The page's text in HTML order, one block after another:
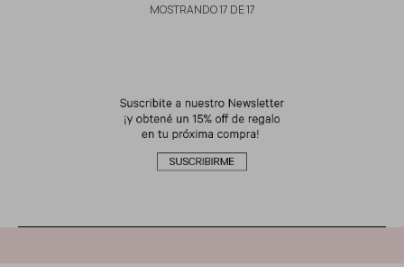
MOSTRANDO17 DE17